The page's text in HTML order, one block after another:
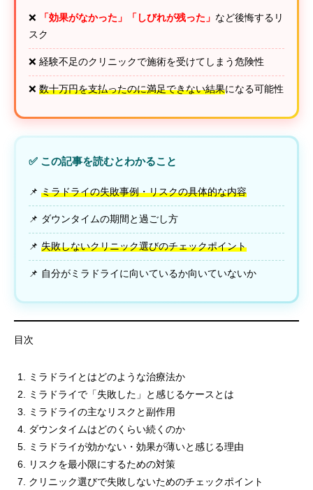
❌ 「効果がなかった」「しびれが残った」 など後悔するリ
スク
❌ 経験不足のクリニックで施術を受けてしまう危険性
❌ 数十万円を支払ったのに満足できない結果になる可能性
✅ この記事を読むとわかること
📌 ミラドライの失敗事例・リスクの具体的な内容
📌 ダウンタイムの期間と過ごし方
📌 失敗しないクリニック選びのチェックポイント
📌 自分がミラドライに向いているか向いていないか
目次
ミラドライとはどのような治療法か
ミラドライで「失敗した」と感じるケースとは
ミラドライの主なリスクと副作用
ダウンタイムはどのくらい続くのか
ミラドライが効かない・効果が薄いと感じる理由
リスクを最小限にするための対策
クリニック選びで失敗しないためのチェックポイント